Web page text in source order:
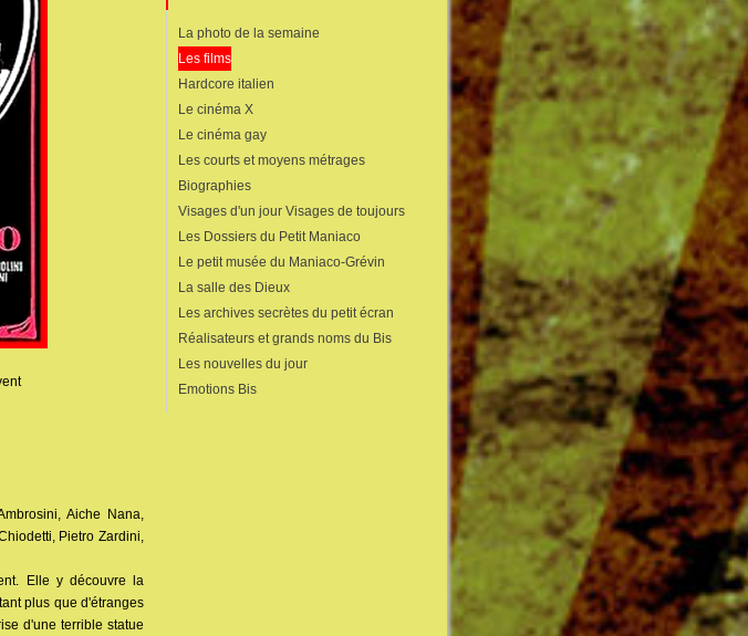
Aiche Nana,
Pietro Zardini,
Elle y découvre la
plus que d'étranges
d'une terrible statue
La photo de la semaine
Les films
Hardcore italien
Le cinéma X
Le cinéma gay
Les courts et moyens métrages
Biographies
Visages d'un jour Visages de toujours
Les Dossiers du Petit Maniaco
Le petit musée du Maniaco-Grévin
La salle des Dieux
Les archives secrètes du petit écran
Réalisateurs et grands noms du Bis
Les nouvelles du jour
Emotions Bis